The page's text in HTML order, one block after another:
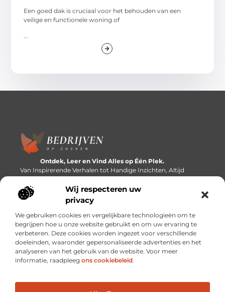
Wij respecteren uw
privacy
We gebruiken cookies en vergelijkbare technologieën om te
begrijpen hoe u onze website gebruikt en om uw ervaring te
verbeteren. Deze cookies worden ingezet voor verschillende
doeleinden, waaronder gepersonaliseerde advertenties en het
analyseren van het gebruik van de website. Voor meer
informatie, raadpleeg ons cookiebeleid.
Een goed dak is cruciaal voor het behouden van een
veilige en functionele woning of
Ontdek, Leer en Vind Alles op Één Plek.
Van Inspirerende Verhalen tot Handige Inzichten, Altijd
Binnen Handbereik.
Bericht categorie
Onze informatie